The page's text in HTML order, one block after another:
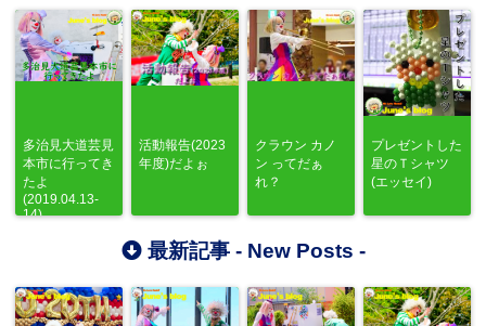
多治見大道芸見
本市に行ってき
たよ
(2019.04.13-
14)
活動報告(2023
年度)だよぉ
クラウン カノ
ン ってだぁ
れ？
プレゼントした
星のＴシャツ
(エッセイ)
最新記事 - New Posts -